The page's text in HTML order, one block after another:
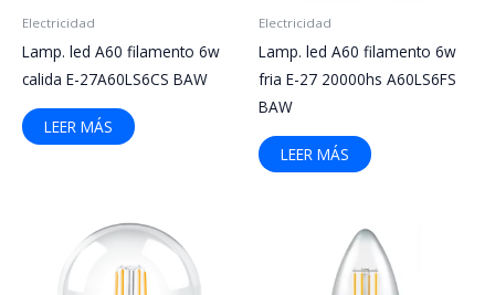
Electricidad
Lamp. led A60 filamento 6w
calida E-27A60LS6CS BAW
LEER MÁS
Electricidad
Lamp. led A60 filamento 6w
fria E-27 20000hs A60LS6FS
BAW
LEER MÁS